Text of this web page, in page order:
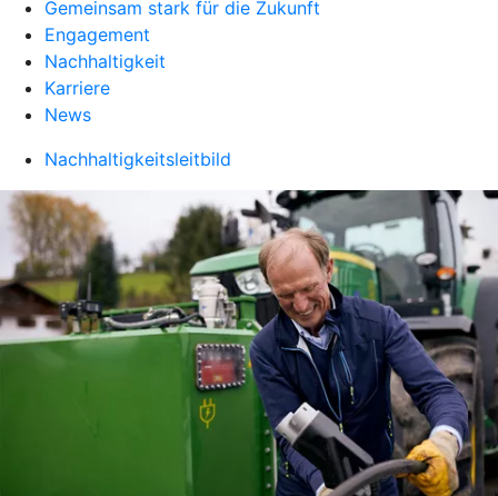
Gemeinsam stark für die Zukunft
Engagement
Nachhaltigkeit
Karriere
News
Nachhaltigkeitsleitbild